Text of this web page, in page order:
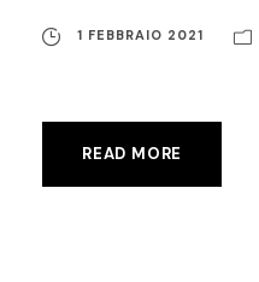
1 FEBBRAIO 2021
READ MORE